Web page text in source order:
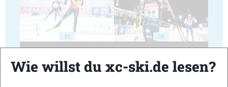
25 26
Wie willst du xc-ski.de lesen?